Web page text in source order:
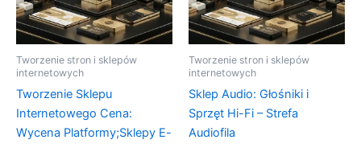
Tworzenie stron i sklepów
internetowych
Tworzenie Sklepu
Internetowego Cena:
Wycena Platformy;Sklepy E-
Tworzenie stron i sklepów
internetowych
Sklep Audio: Głośniki i
Sprzęt Hi-Fi – Strefa
Audiofila